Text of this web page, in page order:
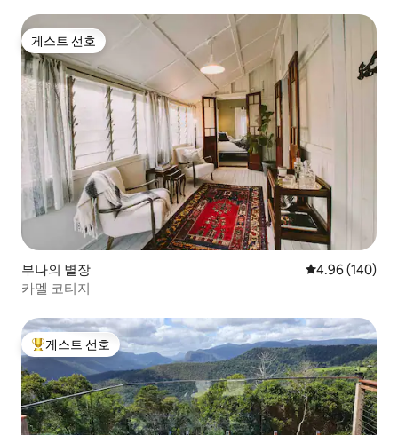
게스트 선호
게스트 선호
부나의 별장 평점 4.96점(5
4.96 (140)
카멜 코티지
상위 게스트 선호
게스트 선호